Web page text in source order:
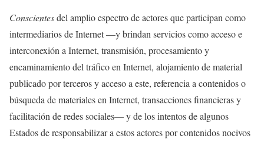
Conscientesdel amplio espectro de actores que participan como
intermediarios de Internet —y brindan servicios como acceso e
interconexión a Internet, transmisión, procesamiento y
encaminamiento del tráfico en Internet, alojamiento de material
publicado por terceros y acceso a este, referencia a contenidos o
búsqueda de materiales en Internet, transacciones financieras y
facilitación de redes sociales— y de los intentos de algunos
Estados de responsabilizar a estos actores por contenidos nocivos